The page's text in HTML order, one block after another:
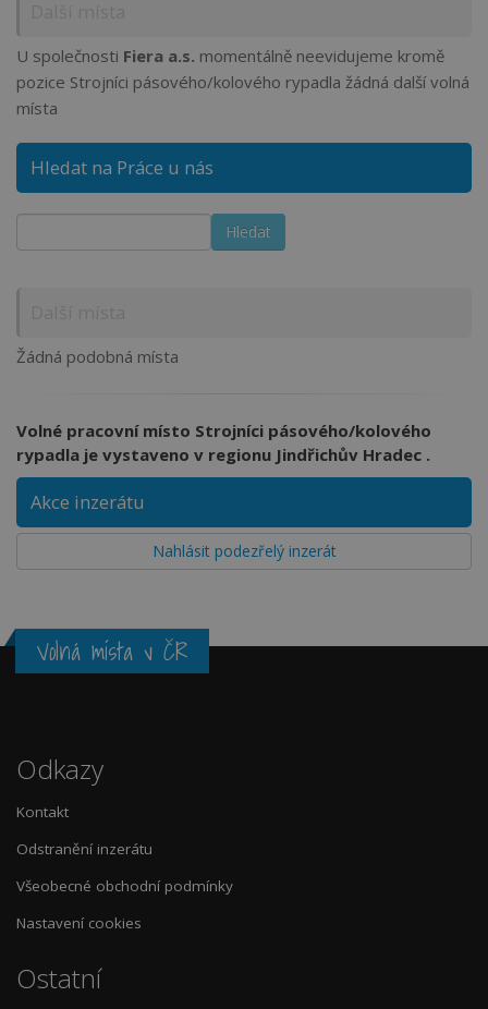
U společnosti Fiera a.s. momentálně neevidujeme kromě
pozice Strojníci pásového/kolového rypadla žádná další volná
místa
Hledat na Práce u nás
Žádná podobná místa
Volné pracovní místo Strojníci pásového/kolového
rypadla je vystaveno v regionu Jindřichův Hradec .
Akce inzerátu
Nahlásit podezřelý inzerát
Volná místa v ČR
Odkazy
Kontakt
Odstranění inzerátu
Všeobecné obchodní podmínky
Nastavení cookies
Ostatní